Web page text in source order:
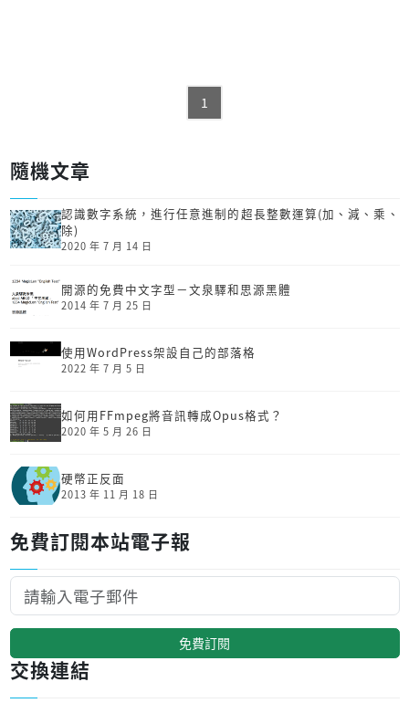
1
隨機文章
認識數字系統，進行任意進制的超長整數運算(加、減、乘、
除)
2020 年 7 月 14 日
開源的免費中文字型－文泉驛和思源黑體
2014 年 7 月 25 日
使用WordPress架設自己的部落格
2022 年 7 月 5 日
如何用FFmpeg將音訊轉成Opus格式？
2020 年 5 月 26 日
硬幣正反面
2013 年 11 月 18 日
免費訂閱本站電子報
免費訂閱
交換連結